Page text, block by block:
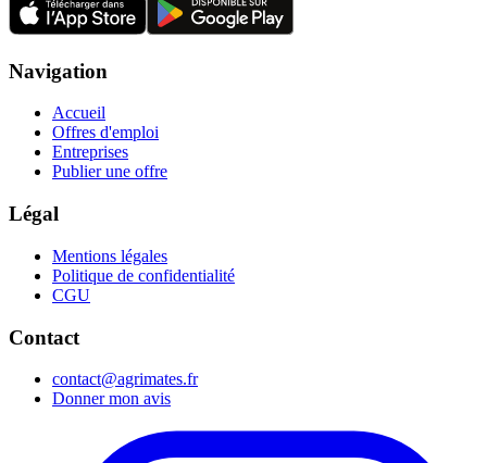
Navigation
Accueil
Offres d'emploi
Entreprises
Publier une offre
Légal
Mentions légales
Politique de confidentialité
CGU
Contact
contact@agrimates.fr
Donner mon avis